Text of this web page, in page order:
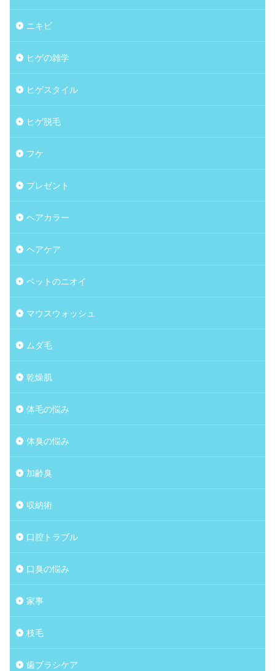
ニキビ
ヒゲの雑学
ヒゲスタイル
ヒゲ脱毛
フケ
プレゼント
ヘアカラー
ヘアケア
ペットのニオイ
マウスウォッシュ
ムダ毛
乾燥肌
体毛の悩み
体臭の悩み
加齢臭
収納術
口腔トラブル
口臭の悩み
家事
枝毛
歯ブラシケア